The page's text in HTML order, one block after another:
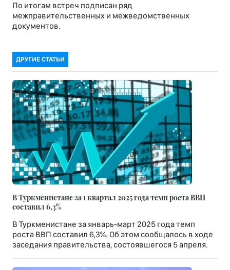
По итогам встреч подписан ряд
межправительственных и межведомственных
документов.
ДРУГИЕ СТАТЬИ
В Туркменистане за 1 квартал 2025 года темп роста ВВП
составил 6,3%
В Туркменистане за январь-март 2025 года темп
роста ВВП составил 6,3%. Об этом сообщалось в ходе
заседания правительства, состоявшегося 5 апреля.